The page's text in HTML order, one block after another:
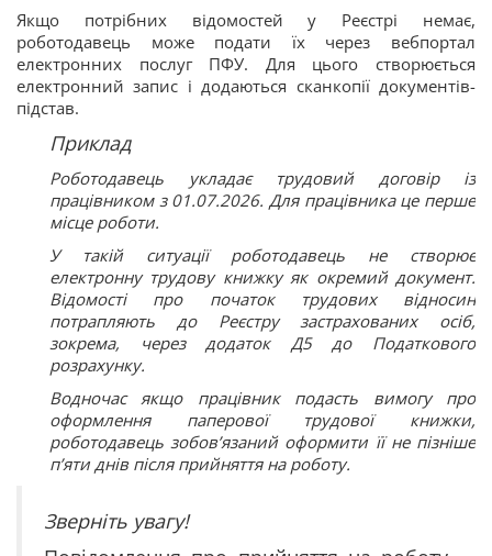
Якщо потрібних відомостей у Реєстрі немає,
роботодавець може подати їх через вебпортал
електронних послуг ПФУ. Для цього створюється
електронний запис і додаються сканкопії документів-
підстав.
Приклад
Роботодавець укладає трудовий договір із
працівником з 01.07.2026. Для працівника це перше
місце роботи.
У такій ситуації роботодавець не створює
електронну трудову книжку як окремий документ.
Відомості про початок трудових відносин
потрапляють до Реєстру застрахованих осіб,
зокрема, через додаток Д5 до Податкового
розрахунку.
Водночас якщо працівник подасть вимогу про
оформлення паперової трудової книжки,
роботодавець зобов’язаний оформити її не пізніше
п’яти днів після прийняття на роботу.
Зверніть увагу!